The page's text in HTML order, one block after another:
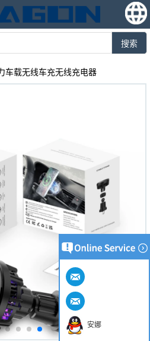
搜索
车载无线车充无线充电器
安娜